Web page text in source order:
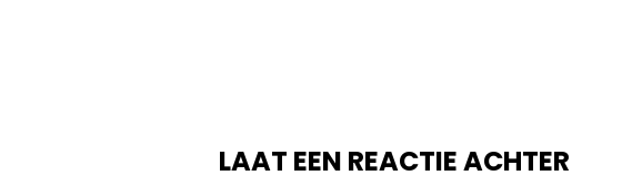
LAAT EEN REACTIE ACHTER